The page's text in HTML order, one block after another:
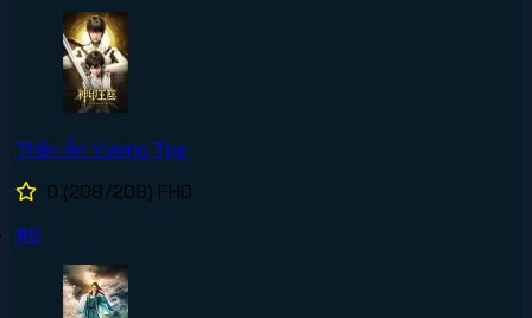
Thần Ấn Vương Tọa
0 (208/208) FHD
#8